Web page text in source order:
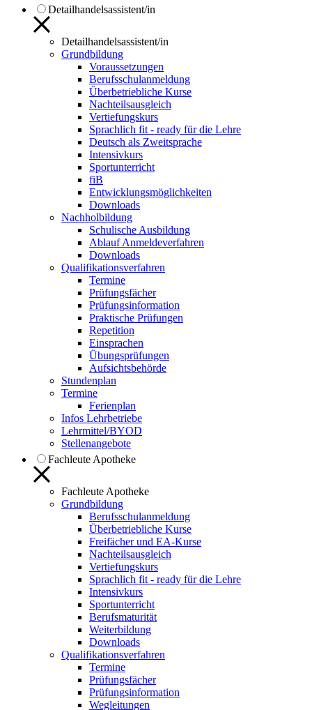
Detailhandelsassistent/in
Detailhandelsassistent/in
Grundbildung
Voraussetzungen
Berufsschulanmeldung
Überbetriebliche Kurse
Nachteilsausgleich
Vertiefungskurs
Sprachlich fit - ready für die Lehre
Deutsch als Zweitsprache
Intensivkurs
Sportunterricht
fiB
Entwicklungsmöglichkeiten
Downloads
Nachholbildung
Schulische Ausbildung
Ablauf Anmeldeverfahren
Downloads
Qualifikationsverfahren
Termine
Prüfungsfächer
Prüfungsinformation
Praktische Prüfungen
Repetition
Einsprachen
Übungsprüfungen
Aufsichtsbehörde
Stundenplan
Termine
Ferienplan
Infos Lehrbetriebe
Lehrmittel/BYOD
Stellenangebote
Fachleute Apotheke
Fachleute Apotheke
Grundbildung
Berufsschulanmeldung
Überbetriebliche Kurse
Freifächer und EA-Kurse
Nachteilsausgleich
Vertiefungskurs
Sprachlich fit - ready für die Lehre
Intensivkurs
Sportunterricht
Berufsmaturität
Weiterbildung
Downloads
Qualifikationsverfahren
Termine
Prüfungsfächer
Prüfungsinformation
Wegleitungen